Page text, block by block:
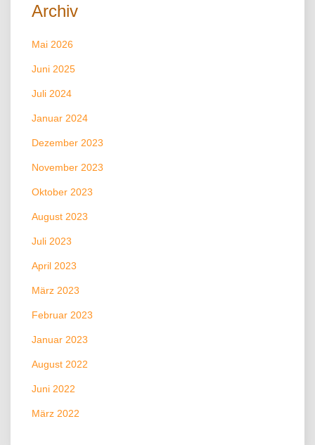
Archiv
Mai 2026
Juni 2025
Juli 2024
Januar 2024
Dezember 2023
November 2023
Oktober 2023
August 2023
Juli 2023
April 2023
März 2023
Februar 2023
Januar 2023
August 2022
Juni 2022
März 2022